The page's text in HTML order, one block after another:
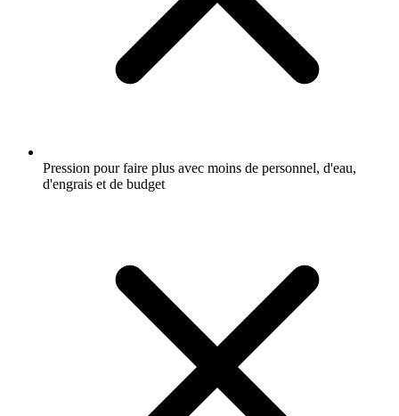
Pression pour faire plus avec moins de personnel, d'eau,
d'engrais et de budget